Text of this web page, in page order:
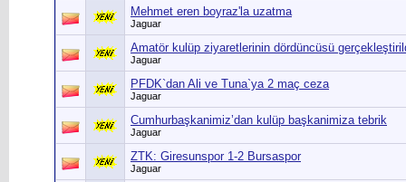
Mehmet eren boyraz'la uzatma
Jaguar
Amatör kulüp ziyaretlerinin dördüncüsü
Jaguar
PFDK`dan Ali ve Tuna`ya 2 maç ceza
Jaguar
Cumhurbaşkanimiz’dan kulüp başkanimiza tebrik
Jaguar
ZTK: Giresunspor 1-2 Bursaspor
Jaguar